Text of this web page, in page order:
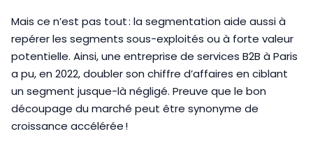
Mais ce n’est pas tout : la segmentation aide aussi à
repérer les segments sous-exploités ou à forte valeur
potentielle. Ainsi, une entreprise de services B2B à Paris
a pu, en 2022, doubler son chiffre d’affaires en ciblant
un segment jusque-là négligé. Preuve que le bon
découpage du marché peut être synonyme de
croissance accélérée !